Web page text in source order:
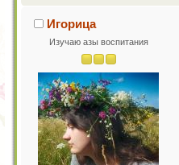
Игорица
Изучаю азы воспитания